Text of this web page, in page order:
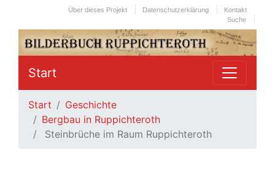
Kontakt
Datenschutzerklärung
Über dieses Projekt
Suche
Start
Start
Geschichte
Bergbau in Ruppichteroth
Steinbrüche im Raum Ruppichteroth